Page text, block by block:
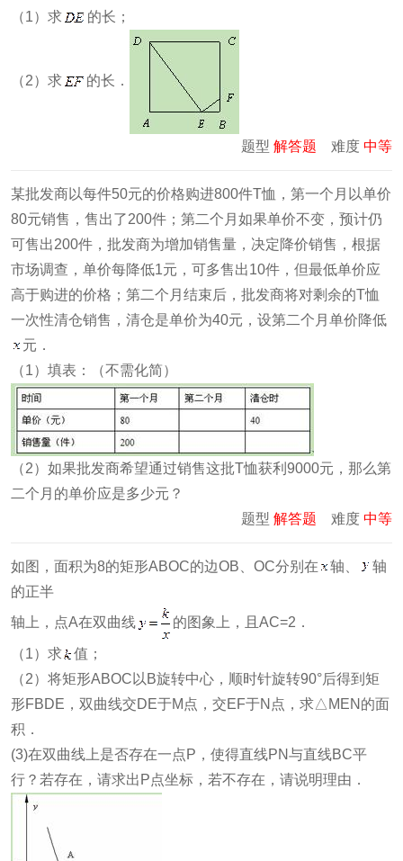
（1）求
的长；
（2）求 的长．
题型 解答题 难度 中等
某批发商以每件50元的价格购进800件T恤，第一个月以单价
80元销售，售出了200件；第二个月如果单价不变，预计仍
可售出200件，批发商为增加销售量，决定降价销售，根据
市场调查，单价每降低1元，可多售出10件，但最低单价应
高于购进的价格；第二个月结束后，批发商将对剩余的T恤
一次性清仓销售，清仓是单价为40元，设第二个月单价降低
元．
（1）填表：（不需化简）
（2）如果批发商希望通过销售这批T恤获利9000元，那么第
二个月的单价应是多少元？
题型 解答题 难度 中等
如图，面积为8的矩形ABOC的边OB、OC分别在 轴、
轴
的正半
轴上，点A在双曲线
的图象上，且AC=2．
（1）求
值；
（2）将矩形ABOC以B旋转中心，顺时针旋转90°后得到矩
形FBDE，双曲线交DE于M点，交EF于N点，求△MEN的面
积．
(3)在双曲线上是否存在一点P，使得直线PN与直线BC平
行？若存在，请求出P点坐标，若不存在，请说明理由．